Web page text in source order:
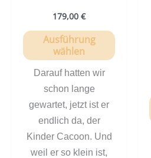
179,00 €
Ausführung
wählen
Darauf hatten wir
schon lange
gewartet, jetzt ist er
endlich da, der
Kinder Cacoon. Und
weil er so klein ist,